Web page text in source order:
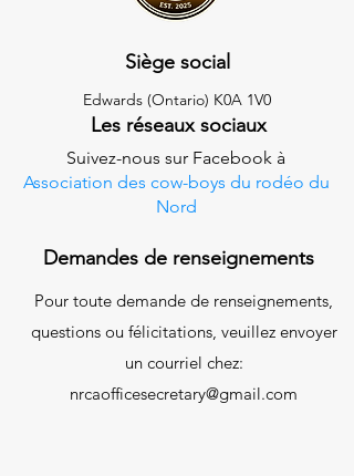
Siège social
Edwards (Ontario) K0A 1V0
Les réseaux sociaux
Suivez-nous sur Facebook à
Association des cow-boys du rodéo du
Nord
Demandes de renseignements
Pour toute demande de renseignements,
questions ou félicitations, veuillez envoyer
un courriel chez:
nrcaofficesecretary@gmail.com